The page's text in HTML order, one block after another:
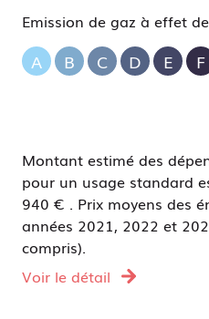
Emission de gaz à effet
A B C D E F
Montant estimé des
pour un usage standard
940 € . Prix moyens des
années 2021, 2022 et
compris).
Voir le détail